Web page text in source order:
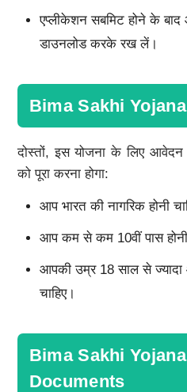
एप्लीकेशन सबमिट होने के
डाउनलोड करके रख लें।
Bima Sakhi
दोस्तों, इस योजना के लिए
को पूरा करना होगा:
आप भारत की नागरिक होनी
आप कम से कम 10वीं पास होनी
आपकी उम्र 18 साल से
चाहिए।
Bima Sakhi
Documents